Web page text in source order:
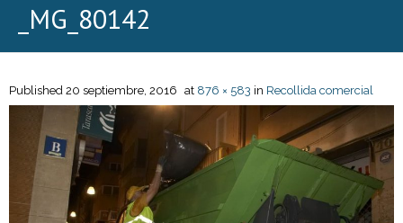
Neteja viària
- Neteja de carrers i places
- Clavegueram
- Papereres i sanecans
_MG_80142
Published 20 septiembre, 2016 at 876 × 583 in Recollida comercial